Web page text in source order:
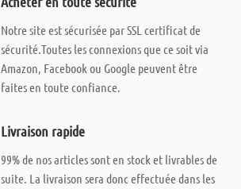
Notre site est sécurisée par SSL certificat de
sécurité.Toutes les connexions que ce soit via
Amazon, Facebook ou Google peuvent être
faites en toute confiance.
Livraison rapide
99% de nos articles sont en stock et livrables de
suite. La livraison sera donc effectuée dans les